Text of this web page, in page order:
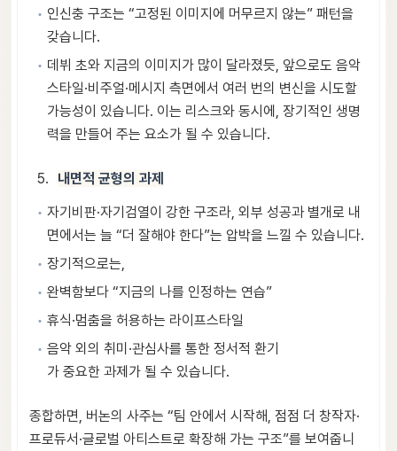
인신충 구조는 “고정된 이미지에 머무르지 않는” 패턴을
갖습니다.
데뷔 초와 지금의 이미지가 많이 달라졌듯, 앞으로도 음악
스타일·비주얼·메시지 측면에서 여러 번의 변신을 시도할
가능성이 있습니다. 이는 리스크와 동시에, 장기적인 생명
력을 만들어 주는 요소가 될 수 있습니다.
내면적 균형의 과제
자기비판·자기검열이 강한 구조라, 외부 성공과 별개로 내
면에서는 늘 “더 잘해야 한다”는 압박을 느낄 수 있습니다.
장기적으로는,
완벽함보다 “지금의 나를 인정하는 연습”
휴식·멈춤을 허용하는 라이프스타일
음악 외의 취미·관심사를 통한 정서적 환기
가 중요한 과제가 될 수 있습니다.
종합하면, 버논의 사주는 “팀 안에서 시작해, 점점 더 창작자·
프로듀서·글로벌 아티스트로 확장해 가는 구조”를 보여줍니